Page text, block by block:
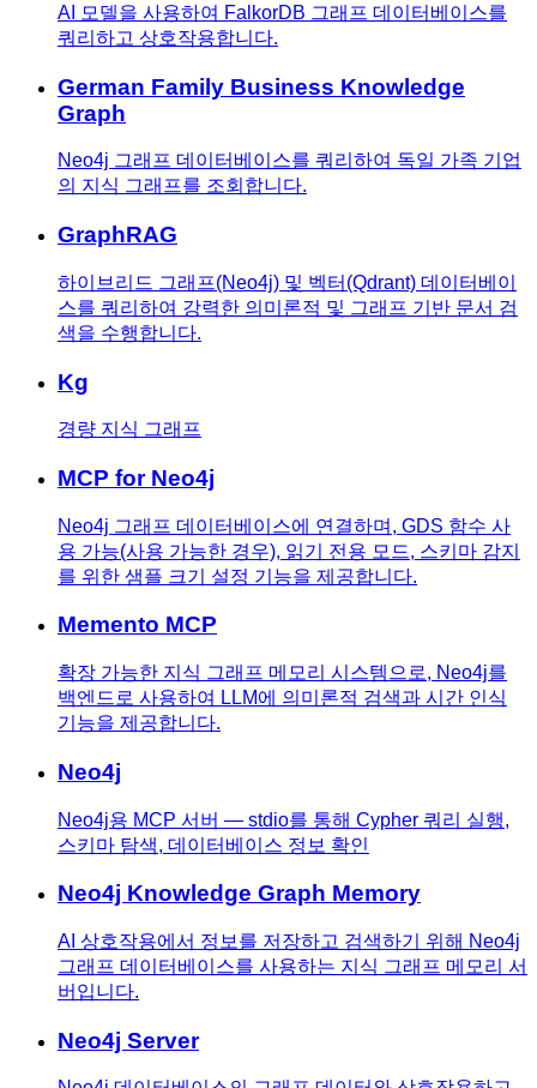
AI 모델을 사용하여 FalkorDB 그래프 데이터베이스를
쿼리하고 상호작용합니다.
German Family Business Knowledge
Graph
Neo4j 그래프 데이터베이스를 쿼리하여 독일 가족 기업
의 지식 그래프를 조회합니다.
GraphRAG
하이브리드 그래프(Neo4j) 및 벡터(Qdrant) 데이터베이
스를 쿼리하여 강력한 의미론적 및 그래프 기반 문서 검
색을 수행합니다.
Kg
경량 지식 그래프
MCP for Neo4j
Neo4j 그래프 데이터베이스에 연결하며, GDS 함수 사
용 가능(사용 가능한 경우), 읽기 전용 모드, 스키마 감지
를 위한 샘플 크기 설정 기능을 제공합니다.
Memento MCP
확장 가능한 지식 그래프 메모리 시스템으로, Neo4j를
백엔드로 사용하여 LLM에 의미론적 검색과 시간 인식
기능을 제공합니다.
Neo4j
Neo4j용 MCP 서버 — stdio를 통해 Cypher 쿼리 실행,
스키마 탐색, 데이터베이스 정보 확인
Neo4j Knowledge Graph Memory
AI 상호작용에서 정보를 저장하고 검색하기 위해 Neo4j
그래프 데이터베이스를 사용하는 지식 그래프 메모리 서
버입니다.
Neo4j Server